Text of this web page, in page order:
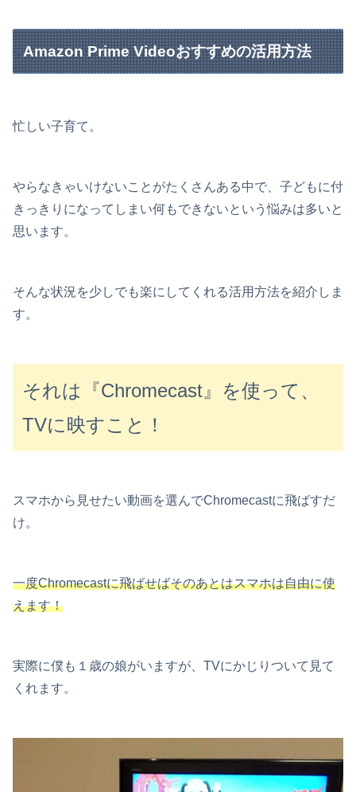
Amazon Prime Videoおすすめの活用方法
忙しい子育て。
やらなきゃいけないことがたくさんある中で、子どもに付
きっきりになってしまい何もできないという悩みは多いと
思います。
そんな状況を少しでも楽にしてくれる活用方法を紹介しま
す。
それは『Chromecast』を使って、
TVに映すこと！
スマホから見せたい動画を選んでChromecastに飛ばすだ
け。
一度Chromecastに飛ばせばそのあとはスマホは自由に使
えます！
実際に僕も１歳の娘がいますが、TVにかじりついて見て
くれます。